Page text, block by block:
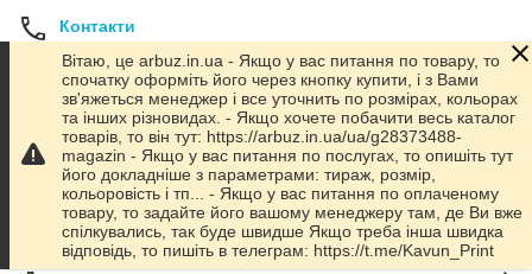
Контакти
Сьогодні вихідний
Показати весь графік роботи
Про нас
Контакти
Вітаю, це arbuz.in.ua - Якщо у вас питання по товару, то
спочатку оформіть його через кнопку купити, і з Вами
зв'яжеться менеджер і все уточнить по розмірах, кольорах
та інших різновидах. - Якщо хочете побачити весь каталог
товарів, то він тут: https://arbuz.in.ua/ua/g28373488-
magazin - Якщо у вас питання по послугах, то опишіть тут
його докладніше з параметрами: тираж, розмір,
кольоровість і тп... - Якщо у вас питання по оплаченому
товару, то задайте його вашому менеджеру там, де Ви вже
спілкувались, так буде швидше Якщо треба інша швидка
відповідь, то пишіть в телеграм: https://t.me/Kavun_Print